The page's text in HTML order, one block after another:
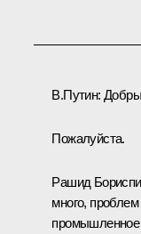
В.Путин:
Пожалуйста.
Рашид
много,
промышленное